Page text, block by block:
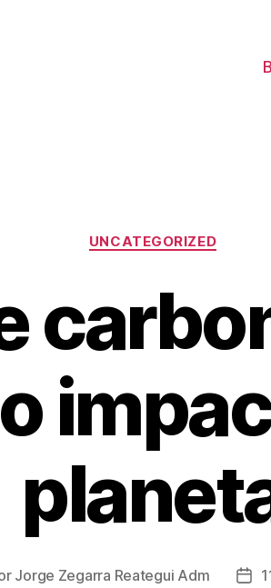
Categorías
UNCATEGORIZED
Jorge Zegarra Reategui Adm